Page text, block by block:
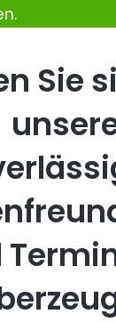
Sie